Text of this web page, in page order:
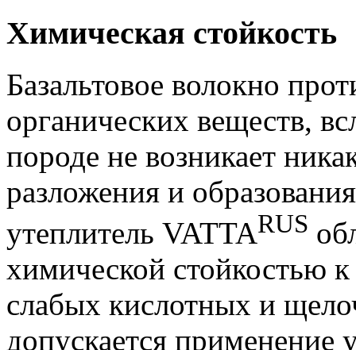
Химическая стойкость
Базальтовое волокно
органических веществ,
породе не возникает
разложения и
утеплитель VATTARUS
химической стойкостью
слабых кислотных и
допускается применение